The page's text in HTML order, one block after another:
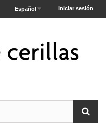
Iniciar sesión
Español